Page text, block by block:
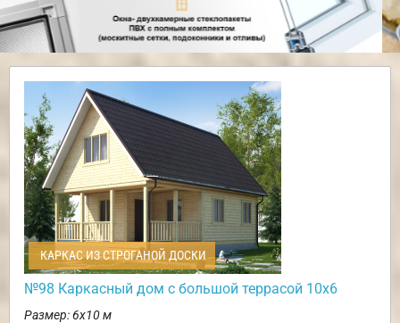
КАРКАС ИЗ СТРОГАНОЙ ДОСКИ
№98 Каркасный дом с большой террасой 10х6
Размер: 6х10 м